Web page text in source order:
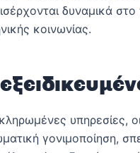
δυναμικά στο
κοινωνίας.
υπηρεσίες,
γονιμοποίηση,